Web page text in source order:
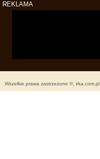
REKLAMA
Wszelkie prawa zastrzeżone ©, irka.com.pl